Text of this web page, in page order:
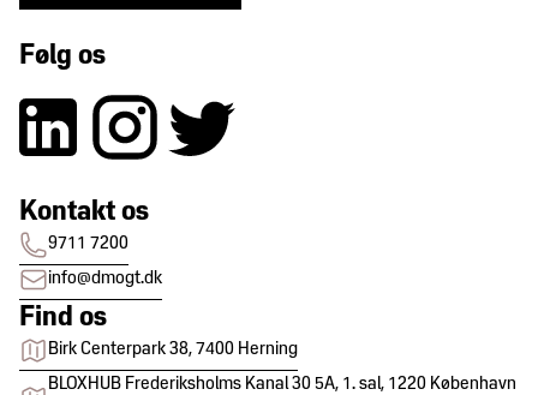
Følg os
Kontakt os
9711 7200
info@dmogt.dk
Find os
Birk Centerpark 38, 7400 Herning
BLOXHUB Frederiksholms Kanal 30 5A, 1. sal, 1220 København